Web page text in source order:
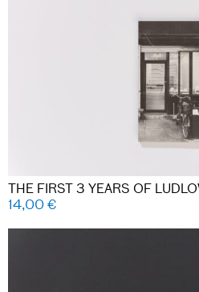
THE FIRST 3 YEARS OF
14,00€